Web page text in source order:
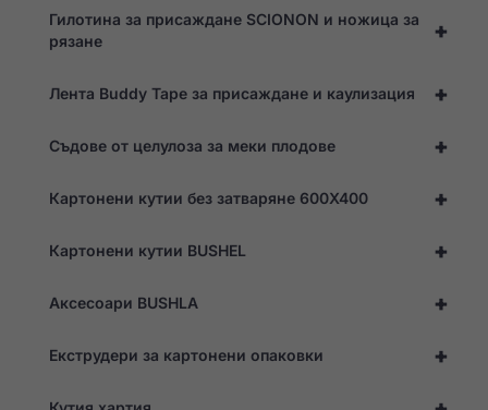
+
Гилотина за присаждане SCIONON и ножица за
рязане
+
Лента Buddy Tape за присаждане и каулизация
+
Съдове от целулоза за меки плодове
+
Картонени кутии без затваряне 600X400
+
Картонени кутии BUSHEL
+
Аксесоари BUSHLA
+
Екструдери за картонени опаковки
използва.
Опит
уебсайт да
най-добре
функции ще